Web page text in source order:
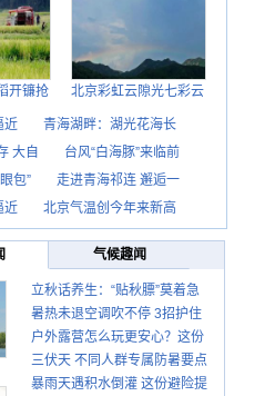
开镰抢 北京彩虹云隙光七彩云
近
青海湖畔：湖光花海长
大自
台风“白海豚”来临前
包”
走进青海祁连 邂逅一
近
北京气温创今年来新高
气候趣闻
立秋话养生：“贴秋膘”莫着急
先清暑再防燥
暑热未退空调吹不停 3招护住
肩颈不酸痛
户外露营怎么玩更安心？这份
攻略请收好
三伏天 不同人群专属防暑要点
请收好
暴雨天遇积水倒灌 这份避险提